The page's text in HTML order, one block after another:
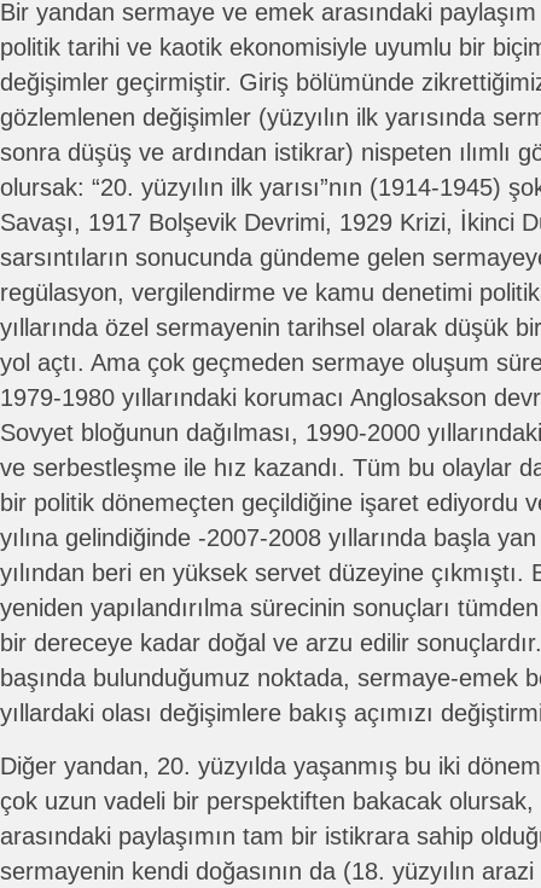
Bir yandan sermaye ve emek arasındaki
politik tarihi ve kaotik ekonomisiyle uyumlu bir
değişimler geçirmiştir. Giriş bölümünde
gözlemlenen değişimler (yüzyılın ilk yarısında
sonra düşüş ve ardından istikrar) nispeten ılımlı
olursak: “20. yüzyılın ilk yarısı”nın (1914-1945)
Savaşı, 1917 Bolşevik Devrimi, 1929 Krizi, İkinci
sarsıntıların sonucunda gündeme gelen
regülasyon, vergilendirme ve kamu denetimi
yıllarında özel sermayenin tarihsel olarak düşük
yol açtı. Ama çok geçmeden sermaye oluşum
1979-1980 yıllarındaki korumacı Anglosakson
Sovyet bloğunun dağılması, 1990-2000
ve serbestleşme ile hız kazandı. Tüm bu olaylar
bir politik dönemeçten geçildiğine işaret ediyordu
yılına gelindiğinde -2007-2008 yıllarında başla
yılından beri en yüksek servet düzeyine
yeniden yapılandırılma sürecinin sonuçları
bir dereceye kadar doğal ve arzu edilir
başında bulunduğumuz noktada, sermaye-emek
yıllardaki olası değişimlere bakış açımızı
Diğer yandan, 20. yüzyılda yaşanmış bu iki
çok uzun vadeli bir perspektiften bakacak
arasındaki paylaşımın tam bir istikrara sahip
sermayenin kendi doğasının da (18. yüzyılın